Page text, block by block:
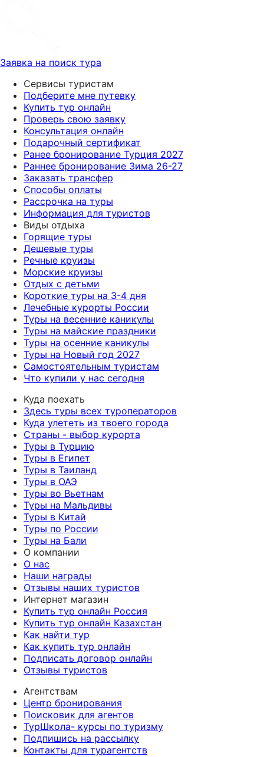
Заявка на поиск тура
Сервисы туристам
Подберите мне путевку
Купить тур онлайн
Проверь свою заявку
Консультация онлайн
Подарочный сертификат
Ранее бронирование Турция 2027
Раннее бронирование Зима 26-27
Заказать трансфер
Способы оплаты
Рассрочка на туры
Информация для туристов
Виды отдыха
Горящие туры
Дешевые туры
Речные круизы
Морские круизы
Отдых с детьми
Короткие туры на 3-4 дня
Лечебные курорты России
Туры на весенние каникулы
Туры на майские праздники
Туры на осенние каникулы
Туры на Новый год 2027
Самостоятельным туристам
Что купили у нас сегодня
Куда поехать
Здесь туры всех туроператоров
Куда улететь из твоего города
Страны - выбор курорта
Туры в Турцию
Туры в Египет
Туры в Таиланд
Туры в ОАЭ
Туры во Вьетнам
Туры на Мальдивы
Туры в Китай
Туры по России
Туры на Бали
О компании
О нас
Наши награды
Отзывы наших туристов
Интернет магазин
Купить тур онлайн Россия
Купить тур онлайн Казахстан
Как найти тур
Как купить тур онлайн
Подписать договор онлайн
Отзывы туристов
Агентствам
Центр бронирования
Поисковик для агентов
ТурШкола- курсы по туризму
Подпишись на рассылку
Контакты для турагентств